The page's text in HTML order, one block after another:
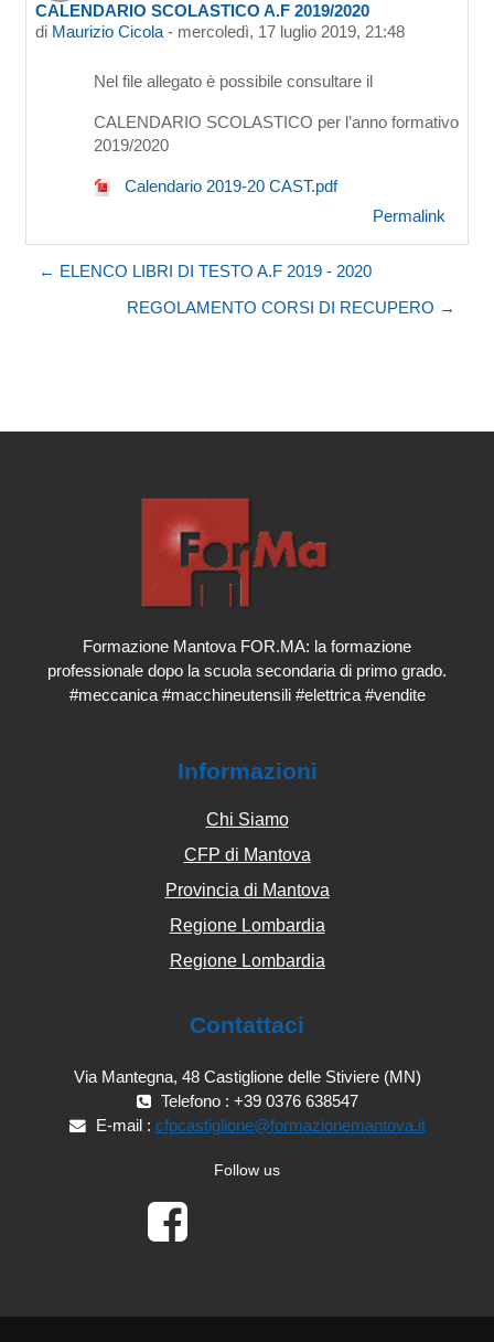
CALENDARIO SCOLASTICO A.F 2019/2020
di Maurizio Cicola - mercoledì, 17 luglio 2019, 21:48
Numero di risposte: 0
Nel file allegato è possibile consultare il
CALENDARIO SCOLASTICO per l’anno formativo
2019/2020
Calendario 2019-20 CAST.pdf
Permalink
← ELENCO LIBRI DI TESTO A.F 2019 - 2020
REGOLAMENTO CORSI DI RECUPERO →
Formazione Mantova FOR.MA: la formazione
professionale dopo la scuola secondaria di primo grado.
#meccanica #macchineutensili #elettrica #vendite
Informazioni
Chi Siamo
CFP di Mantova
Provincia di Mantova
Regione Lombardia
Regione Lombardia
Contattaci
Via Mantegna, 48 Castiglione delle Stiviere (MN)
Telefono : +39 0376 638547
E-mail : cfpcastiglione@formazionemantova.it
Follow us